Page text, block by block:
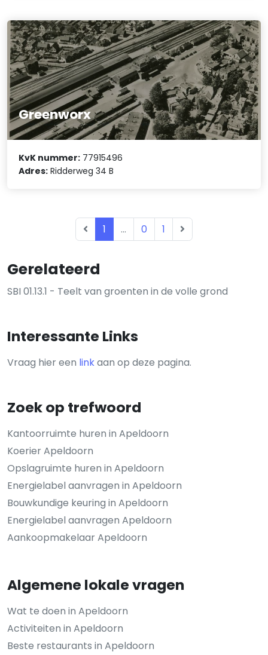
Gerelateerd
SBI 01.13.1 - Teelt van groenten in de volle grond
Interessante Links
Vraag hier een linkaan op deze pagina.
Zoek op trefwoord
Kantoorruimte huren in Apeldoorn
Koerier Apeldoorn
Opslagruimte huren in Apeldoorn
Energielabel aanvragen in Apeldoorn
Bouwkundige keuring in Apeldoorn
Energielabel aanvragen Apeldoorn
Aankoopmakelaar Apeldoorn
Algemene lokale vragen
Wat te doen in Apeldoorn
Activiteiten in Apeldoorn
Beste restaurants in Apeldoorn
Greenworx
KvK nummer: 77915496
Adres: Ridderweg 34 B
1 ... 0 1